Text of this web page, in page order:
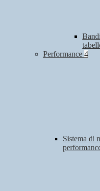
Performance 4
Sistema di